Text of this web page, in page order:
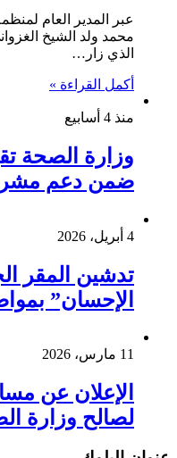
عبر المدير العام
محمد ولد الشيخ
الذي زار…
أكمل القراءة »
منذ 4 أسابيع
وزارة الصحة
ضمن دعم
4 أبريل، 2026
تدشين المقر
الإحسان”
11 مارس، 2026
لصالح وزارة